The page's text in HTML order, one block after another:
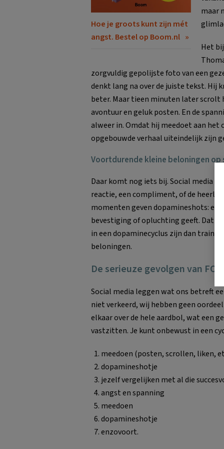
Hoe je groots kunt zijn mét
angst. Bestel op Boom.nl
maar
Het
zorgvuldig gepolijste foto van een
denkt lang na over de juiste tekst. Hij
beter. Maar tieen minuten later scrolt
avontuur en geluk posten. En de
alweer in. Omdat hij meedoet aan
opgebouwde verhaal uiteindelijk zijn
Voortdurende kleine beloningen op
Daar komt nog iets bij. Social media
reactie, een compliment, of de
momenten geven dopamineshots:
bevestiging of opluchting geeft. Dat
in een dopaminecyclus zijn dan
beloningen.
De serieuze gevolgen van FOMO
Social media leggen wat ons betreft
niet verkeerd, wij hebben geen
elkaar over de hele aardbol, wat een
vastzitten. Je kunt onbewust in een
meedoen (posten, scrollen, liken,
dopamineshotje
jezelf vergelijken met al die
angst en spanning
meedoen
dopamineshotje
enzovoort.